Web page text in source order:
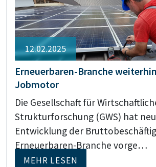
12.02.2025
Erneuerbaren-Branche
Jobmotor
Die Gesellschaft für
Strukturforschung (GWS) hat
Entwicklung der
Erneuerbaren-Branche vorge…
MEHR LESEN